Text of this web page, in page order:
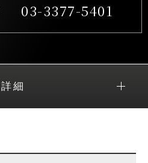
03-3377-5401
詳細